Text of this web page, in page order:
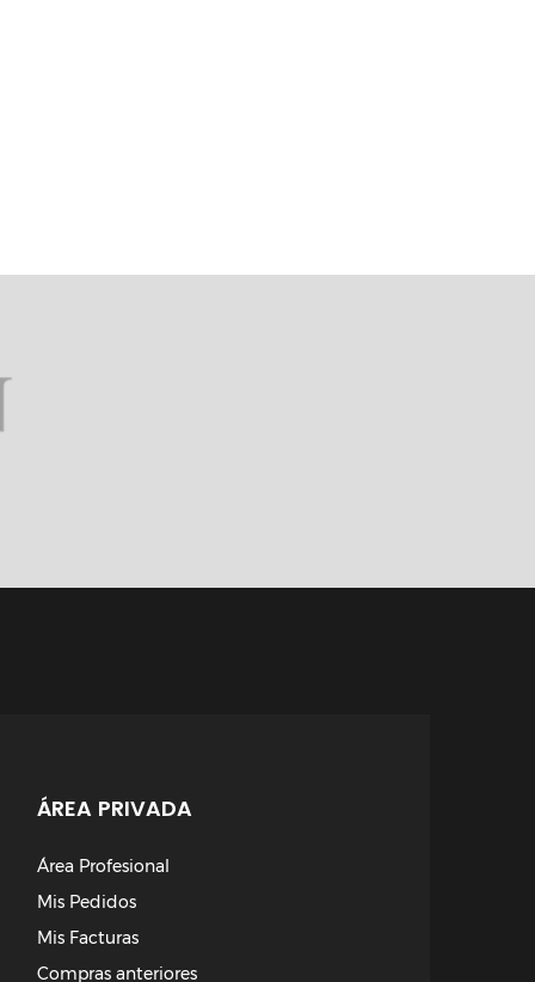
ÁREA PRIVADA
Área Profesional
Mis Pedidos
Mis Facturas
Compras anteriores